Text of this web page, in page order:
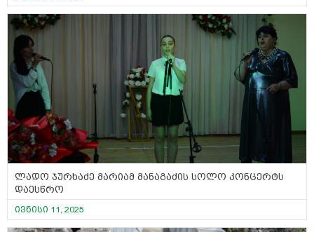
ლადო ჯურხაძე მარიამ მანაგაძის სოლო კონცერტს
დაესწრო
ივნისი 11, 2025